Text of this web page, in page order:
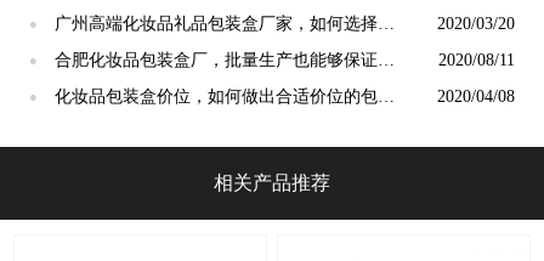
制[吉彩四方]
●
广州高端化妆品礼品包装盒厂家，如何选择需
要的[吉彩四方]
2020/03/20
●
合肥化妆品包装盒厂，批量生产也能够保证高
质量[吉彩四方]
2020/08/11
●
化妆品包装盒价位，如何做出合适价位的包装
2020/04/08
相关产品推荐